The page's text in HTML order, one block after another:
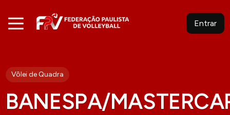
Entrar
Vôlei de Quadra
BANESPA/